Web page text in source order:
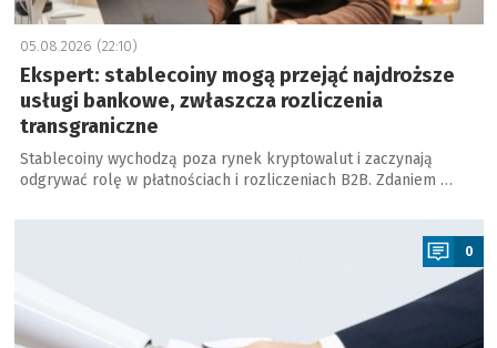
05.08.2026 (22:10)
Ekspert: stablecoiny mogą przejąć najdroższe
usługi bankowe, zwłaszcza rozliczenia
transgraniczne
Stablecoiny wychodzą poza rynek kryptowalut i zaczynają
odgrywać rolę w płatnościach i rozliczeniach B2B. Zdaniem …
a
0